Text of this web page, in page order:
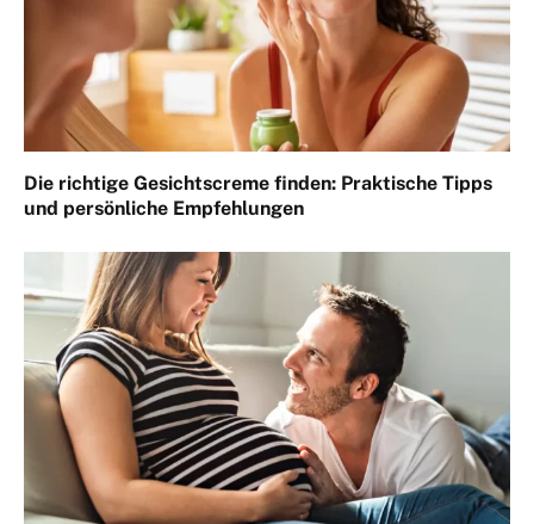
Die richtige Gesichtscreme finden: Praktische Tipps
und persönliche Empfehlungen